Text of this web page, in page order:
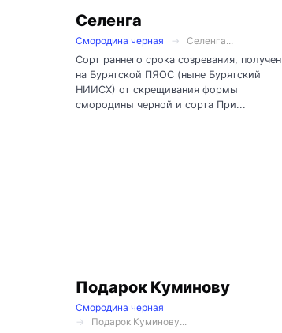
Селенга
Смородина черная
Селенга...
Сорт раннего срока созревания, получен
на Бурятской ПЯОС (ныне Бурятский
НИИСХ) от скрещивания формы
смородины черной и сорта При...
Подарок Куминову
Смородина черная
Подарок Куминову...